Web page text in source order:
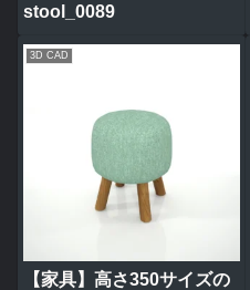
stool_0089
3D CAD
【家具】高さ350サイズの